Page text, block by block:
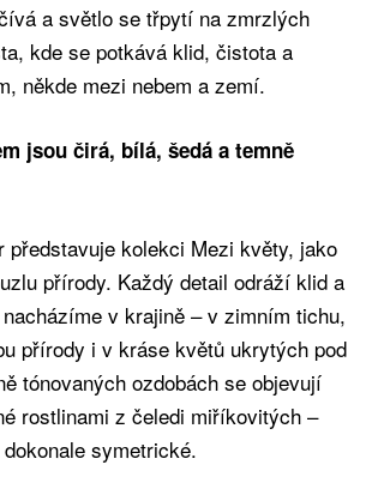
a světlo se třpytí na zmrzlých
kde se potkává klid, čistota a
někde mezi nebem a zemí.
jsou čirá, bílá, šedá a temně
představuje kolekci Mezi květy, jako
přírody. Každý detail odráží klid a
v krajině – v zimním tichu,
přírody i v kráse květů ukrytých pod
tónovaných ozdobách se objevují
rostlinami z čeledi miříkovitých –
symetrické.